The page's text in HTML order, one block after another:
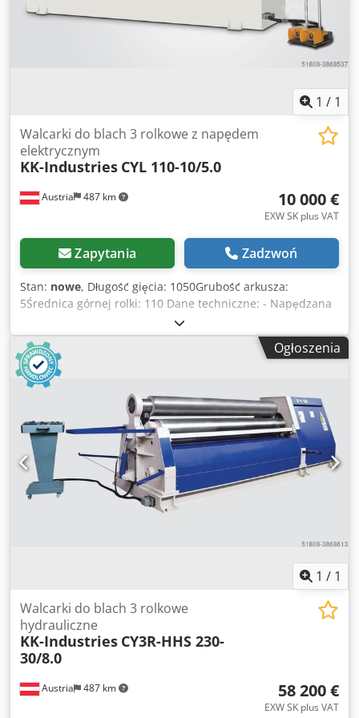
1 / 1
Austria 487 km
Walcarki do blach 3 rolkowe z napędem
elektrycznym
KK-Industries CYL 110-10/5.0
10 000 €
EXW SK plus VAT
Zapytania Zadzwoń
Stan: nowe, Długość gięcia: 1050Grubość arkusza:
5Średnica górnej rolki: 110 Dane techniczne: - Napędzana
silnikiem tylna rolka - Urządzenie do gięcia stożków -
Hartowane i polerowane wałki - Cały korpus wykonany jest
ze stali St 52 - Silnik główny z układem hamulcowym -
Górne i dolne rolki są napędzane przez silnik elektryczny,
skrzynię biegów i system przekładni. - Przenośny panel
sterowania Cjdsd Ab N Hjpfx Apberf - Korpus żeliwny -
Ruch tylnej i dolnej rolki ręczny - Zgodnie z normami CE
Opcje: - Górny wałek napędzany silnikiem elektrycznym
EURO 1166, -. - Cyfrowy wyświetlacz wskazujący pozycję
tylnej rolki EURO 1.010, --. - Rolki hartowane EURO 725, --. -
Specjalne napięcie EURO 480, -- - Stół podawania materiału
- Rolka dolna napędzana silnikiem elektrycznym Posiadamy
Ogłoszenia
1 / 1
Austria 487 km
Walcarki do blach 3 rolkowe
hydrauliczne
KK-Industries CY3R-HHS 230-
30/8.0
58 200 €
EXW SK plus VAT